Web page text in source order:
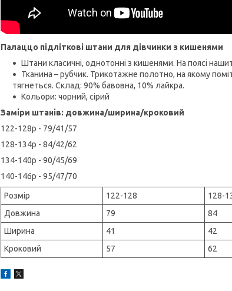
Палаццо підліткові штани для дівчинки з кишенями
Штани класичні, однотонні з кишенями. На поясі
Тканина – рубчик. Трикотажне полотно, на якому
тягнеться. Склад: 90% бавовна, 10% лайкра.
Кольори: чорний, сірий
Заміри штанів: довжина/ширина/кроковий
122-128р - 79/41/57
128-134р - 84/42/62
134-140р - 90/45/69
140-146р - 95/47/70
Розмір 122-128 128-
Довжина
79 84
Ширина
41 42
Кроковий
57 62